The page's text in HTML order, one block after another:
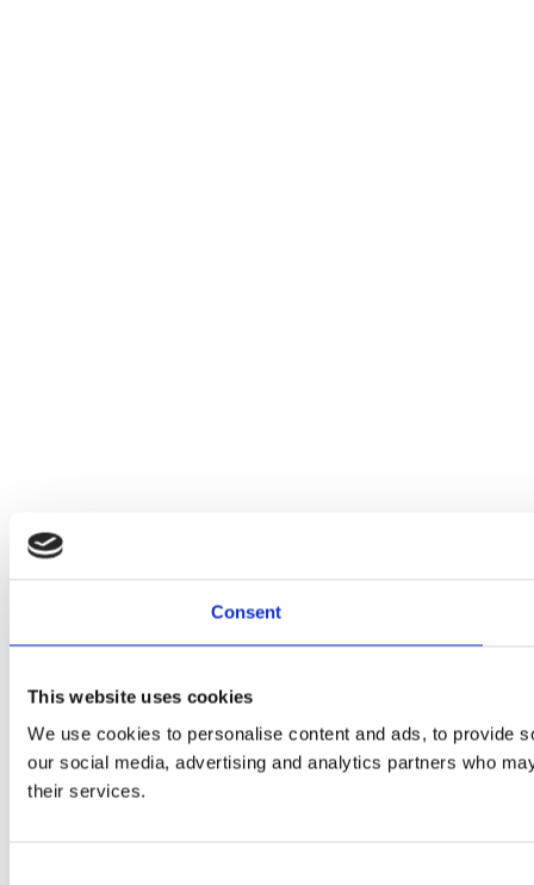
Consent
This website uses cookies
We use cookies to personalise content and ads, to provide
our social media, advertising and analytics partners who
their services.